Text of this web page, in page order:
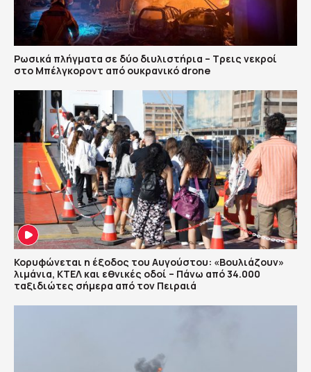
Ρωσικά πλήγματα σε δύο διυλιστήρια – Τρεις νεκροί
στο Μπέλγκοροντ από ουκρανικό drone
Κορυφώνεται η έξοδος του Αυγούστου: «Βουλιάζουν»
λιμάνια, ΚΤΕΛ και εθνικές οδοί – Πάνω από 34.000
ταξιδιώτες σήμερα από τον Πειραιά